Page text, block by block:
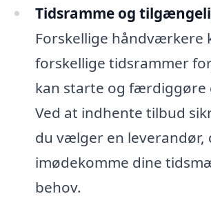
Tidsramme og
Forskellige håndværkere
forskellige tidsrammer
kan starte og færdiggøre
Ved at indhente tilbud
du vælger en leverandør,
imødekomme dine
behov.